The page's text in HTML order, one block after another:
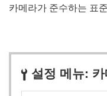
카메라가 준수하는 표
B 설정 메뉴: